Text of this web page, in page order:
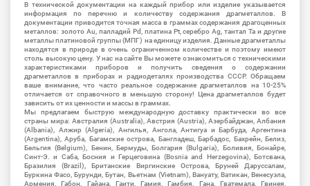
В технической документации на каждый прибор или изделие указывается
информация по перечню и количеству содержания драгметаллов. В
документации приводится точная масса в граммах содержания драгоценных
металлов: золото Au, палладий Pd, платина Pt, серебро Ag, тантал Ta и другие
металлы платиновой группы (МПГ) на единицу изделия. Данные драгметаллы
находятся в природе в очень ограниченном количестве и поэтому имеют
столь высокую цену. У нас на сайте Вы можете ознакомиться с техническими
характеристиками приборов и получить сведения о содержании
драгметаллов в приборах и радиодеталях производства СССР. Обращаем
ваше внимание, что часто реальное содержание драгметаллов на 10-25%
отличается от справочного в меньшую сторону! Цена драгметаллов будет
зависить от их ценности и массы в граммах.
Мы предлагаем быструю международную доставку практически во все
страны мира: Австралия (Australia), Австрия (Austria), Азербайджан, Албания
(Albania), Алжир (Algeria), Ангилья, Ангола, Антигуа и Барбуда, Аргентина
(Argentina), Аруба, Багамские острова, Бангладеш, Барбадос, Бахрейн, Белиз,
Бельгия (Belgium), Бенин, Бермуды, Болгария (Bulgaria), Боливия, Бонайре,
Синт-Э. и Саба, Босния и Герцеговина (Bosnia and Herzegovina), Ботсвана,
Бразилия (Brazil), Британские Виргинские Острова, Бруней Даруссалам,
Буркина Фасо, Бурунди, Бутан, Вьетнам (Vietnam), Вануату, Ватикан, Венесуэла,
Армения, Габон, Гайана, Гаити, Гамия, Гамбия, Гана, Гватемала, Гвинея,